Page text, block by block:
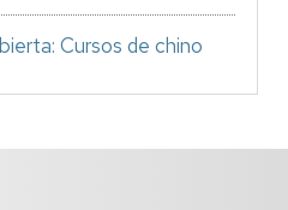
Cursos de chino